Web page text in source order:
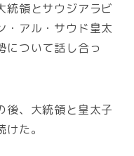
統領とサウジアラビ
・アル・サウド皇太
について話し合っ
後、大統領と皇太子
た。